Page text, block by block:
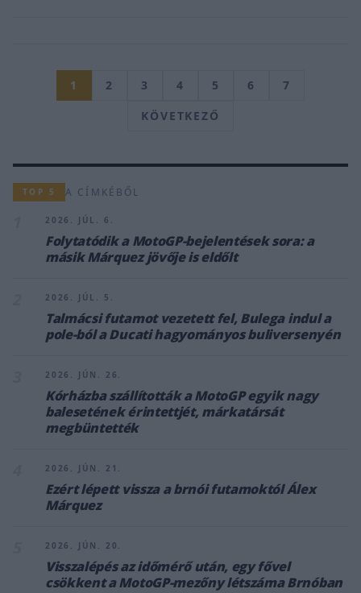
1 2 3 4 5 6
7
KÖVETKEZŐ
TOP 5 A CÍMKÉBŐL
2026. JÚL. 6.
Folytatódik a MotoGP-bejelentések sora: a
másik Márquez jövője is eldőlt
2026. JÚL. 5.
Talmácsi futamot vezetett fel, Bulega indul a
pole-ból a Ducati hagyományos buliversenyén
2026. JÚN. 26.
Kórházba szállították a MotoGP egyik nagy
balesetének érintettjét, márkatársát
megbüntették
2026. JÚN. 21.
Ezért lépett vissza a brnói futamoktól Álex
Márquez
2026. JÚN. 20.
Visszalépés az időmérő után, egy fővel
csökkent a MotoGP-mezőny létszáma Brnóban